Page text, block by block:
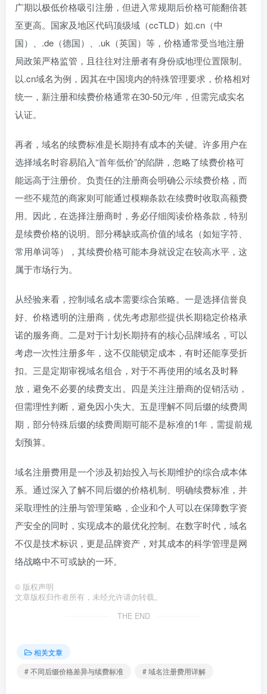
广期以极低价格吸引注册，但进入常规期后价格可能翻倍甚
至更高。国家及地区代码顶级域（ccTLD）如.cn（中
国）、.de（德国）、.uk（英国）等，价格通常受当地注册
局政策严格监管，且往往对注册者有身份或地理位置限制。
以.cn域名为例，因其在中国境内的特殊管理要求，价格相对
统一，新注册和续费价格通常在30-50元/年，但需完成实名
认证。
再者，域名的续费标准是长期持有成本的关键。许多用户在
选择域名时容易陷入“首年低价”的陷阱，忽略了续费价格可
能远高于注册价。负责任的注册商会明确公示续费价格，而
一些不规范的商家则可能通过模糊条款在续费时收取高额费
用。因此，在选择注册商时，务必仔细阅读价格条款，特别
是续费价格的说明。部分稀缺或高价值的域名（如短字符、
常用单词等），其续费价格可能本身就设定在较高水平，这
属于市场行为。
从经验来看，控制域名成本需要综合策略。一是选择信誉良
好、价格透明的注册商，优先考虑那些提供长期稳定价格承
诺的服务商。二是对于计划长期持有的核心品牌域名，可以
考虑一次性注册多年，这不仅能锁定成本，有时还能享受折
扣。三是定期审视域名组合，对于不再使用的域名及时释
放，避免不必要的续费支出。四是关注注册商的促销活动，
但需理性判断，避免因小失大。五是理解不同后缀的续费周
期，部分特殊后缀的续费周期可能不是标准的1年，需提前规
划预算。
域名注册费用是一个涉及初始投入与长期维护的综合成本体
系。通过深入了解不同后缀的价格机制、明确续费标准，并
采取理性的注册与管理策略，企业和个人可以在保障数字资
产安全的同时，实现成本的最优化控制。在数字时代，域名
不仅是技术标识，更是品牌资产，对其成本的科学管理是网
络战略中不可或缺的一环。
© 版权声明
文章版权归作者所有，未经允许请勿转载。
THE END
相关文章
# 不同后缀价格差异与续费标准
# 域名注册费用详解